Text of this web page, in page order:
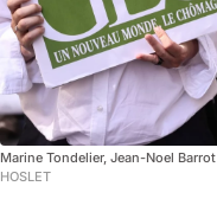
Marine Tondelier, Jean-Noel Barrot
HOSLET